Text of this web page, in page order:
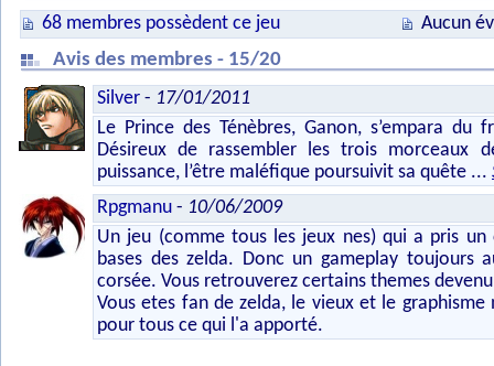
68 membres possèdent ce jeu
Aucun
Avis des membres - 15/20
Silver - 17/01/2011
Le Prince des Ténèbres, Ganon, s’empara
Désireux de rassembler les trois morceaux
puissance, l’être maléfique poursuivit sa quête ...
Rpgmanu - 10/06/2009
Un jeu (comme tous les jeux nes) qui a pris
bases des zelda. Donc un gameplay toujours
corsée. Vous retrouverez certains themes
Vous etes fan de zelda, le vieux et le
pour tous ce qui l'a apporté.